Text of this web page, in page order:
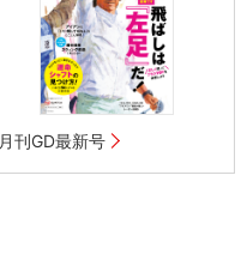
月刊GD最新号